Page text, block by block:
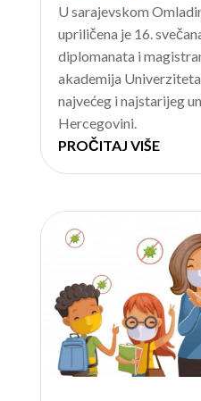
U sarajevskom
upriličena je 16.
diplomanata i
akademija Univerziteta
najvećeg i najstarijeg
Hercegovini.
PROČITAJ VIŠE